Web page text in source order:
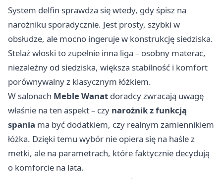
System delfin sprawdza się wtedy, gdy śpisz na
narożniku sporadycznie. Jest prosty, szybki w
obsłudze, ale mocno ingeruje w konstrukcję siedziska.
Stelaż włoski to zupełnie inna liga – osobny materac,
niezależny od siedziska, większa stabilność i komfort
porównywalny z klasycznym łóżkiem.
W salonach Meble Wanat doradcy zwracają uwagę
właśnie na ten aspekt – czy narożnik z funkcją
spania ma być dodatkiem, czy realnym zamiennikiem
łóżka. Dzięki temu wybór nie opiera się na haśle z
metki, ale na parametrach, które faktycznie decydują
o komforcie na lata.